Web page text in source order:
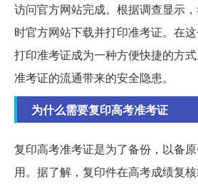
访问官方网站完成。根据调查显示
时官方网站下载并打印准考证。在
打印准考证成为一种方便快捷的方
准考证的流通带来的安全隐患。
为什么需要复印高考准考证
复印高考准考证是为了备份，以备
用。据了解，复印件在高考成绩复